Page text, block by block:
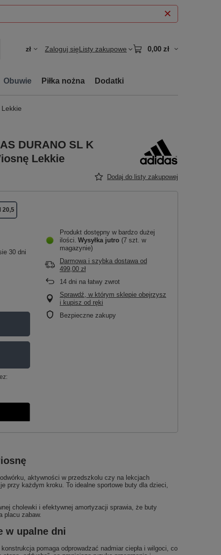
zł Zaloguj sięListy zakupowe 0,00 zł
Obuwie Piłka nożna Dodatki
DURANO SL K
Lekkie
Dodaj do listy zakupowej
20,5
30 dni
Produkt dostępny w bardzo dużej
ilości Wysyłka jutro (7 szt. w
magazynie)
Darmowa i szybka dostawa od
499,00 zł
14 dni na łatwy zwrot
Sprawdź, w którym sklepie obejrzysz
i kupisz od ręki
Bezpieczne zakupy
aktywności w przedszkolu czy na lekcjach
przy każdym kroku. To idealne sportowe buty dla dzieci,
cholewki i efektywnej amortyzacji sprawia, że buty
placu zabaw.
w upalne dni
pomaga odprowadzać nadmiar ciepła i wilgoci, co